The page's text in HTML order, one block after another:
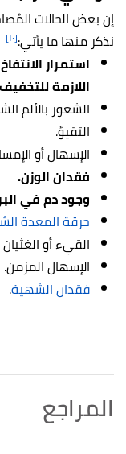
إن بعض الحالات
نذكر منها ما يأتي:[١٠]
استمرار
اللازمة
الشعور بالألم
التقيؤ.
الإسهال أو
فقدان الوزن.
وجود دم في
حرقة المعدة
القيء أو
الإسهال المزمن.
فقدان الشهية.
المراجع